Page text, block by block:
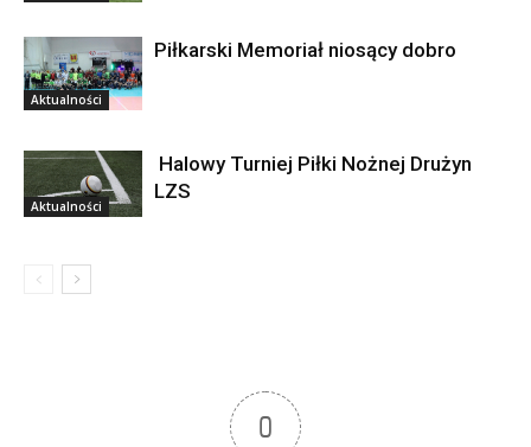
Aktualności
Piłkarski Memoriał niosący dobro
Aktualności
Halowy Turniej Piłki Nożnej Drużyn
LZS
0